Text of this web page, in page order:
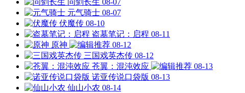
元气骑士 08-07
伏魔传 08-10
盗墓笔记：启程 08-11
原神
08-12
三国戏英杰传 08-12
苍翼：混沌效应
08-13
诺亚传说口袋版 08-13
仙山小农 08-14